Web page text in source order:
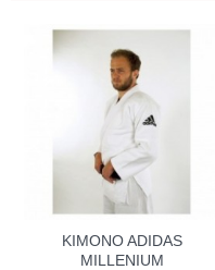
KIMONO ADIDAS
MILLENIUM